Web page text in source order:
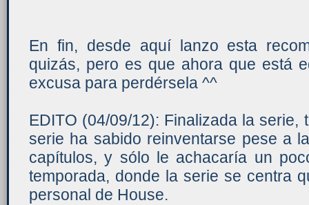
En fin, desde aquí lanzo esta
quizás, pero es que ahora que está
excusa para perdérsela ^^
EDITO (04/09/12): Finalizada la serie,
serie ha sabido reinventarse pese a
capítulos, y sólo le achacaría un
temporada, donde la serie se centra
personal de House.